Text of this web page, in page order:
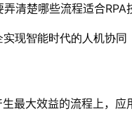
清楚哪些流程适合
最大效益的流程上，应